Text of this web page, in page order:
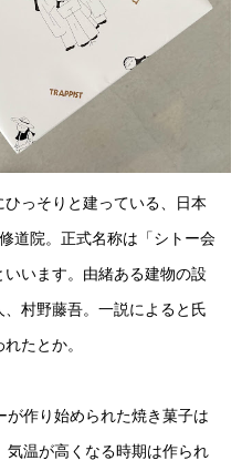
っそりと建っている、日本
道院。正式名称は「シトー会
います。由緒ある建物の設
村野藤吾。一説によると氏
たとか。
作り始められた焼き菓子は
気温が高くなる時期は作られ